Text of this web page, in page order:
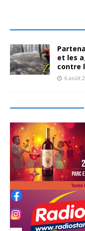
et les
contre
6 août